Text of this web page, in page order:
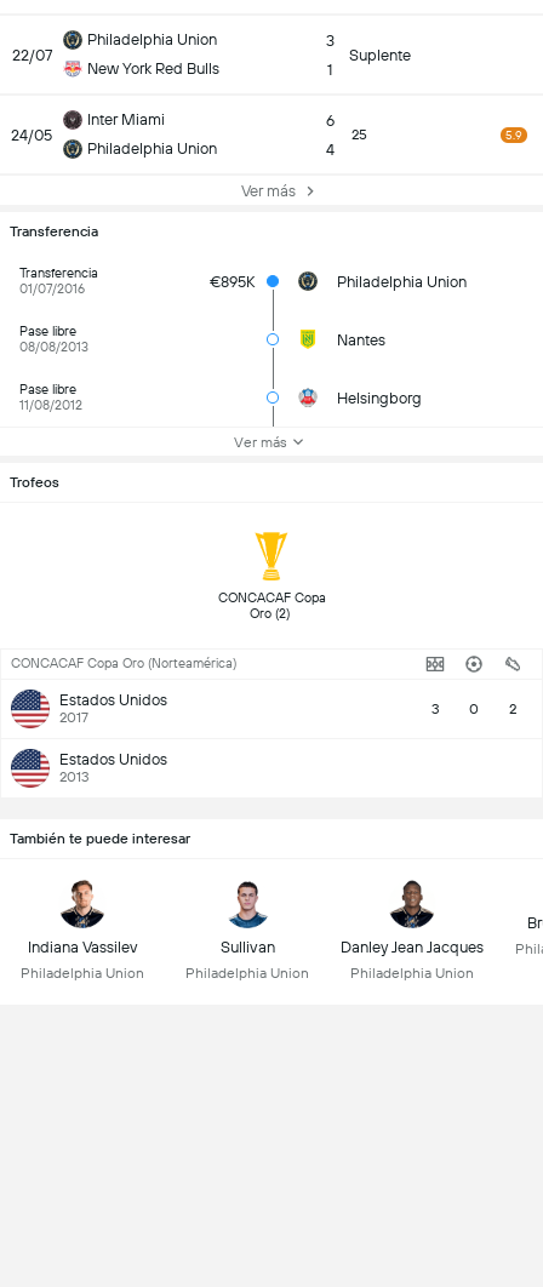
22/07
Philadelphia Union
New York Red Bulls
3
1
Suplente
24/05
Inter Miami
Philadelphia Union
6
4
25 5.9
Ver más
Transferencia
Transferencia
01/07/2016
€895K Philadelphia Union
Pase libre
08/08/2013
Nantes
Pase libre
11/08/2012
Helsingborg
Ver más
Trofeos
CONCACAF Copa
CONCACAF Copa Oro (Norteamérica)
Estados Unidos
2017 3 0 2
Estados Unidos
2013
También te puede interesar
Indiana Vassilev
Philadelphia Union
Sullivan
Philadelphia Union
Danley Jean Jacques
Philadelphia Union